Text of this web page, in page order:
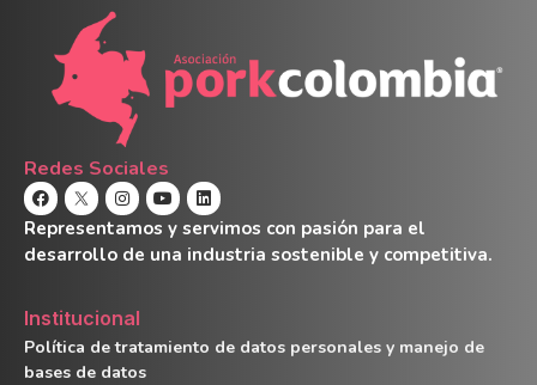
Redes Sociales
Representamos y servimos con pasión para el
desarrollo de una industria sostenible y competitiva.
Institucional
Política de tratamiento de datos personales y manejo de
bases de datos